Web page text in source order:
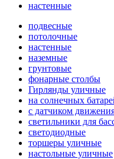
настенные
подвесные
потолочные
настенные
наземные
грунтовые
фонарные столбы
Гирлянды уличные
на солнечных
с датчиком
светильники для
светодиодные
торшеры уличные
настольные уличные